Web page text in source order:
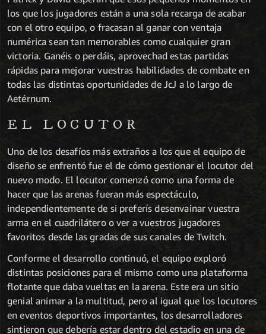
los que los jugadores están a una sola recarga de acabar
con el otro equipo, o fracasan al ganar con ventaja
numérica sean tan memorables como cualquier gran
victoria. Ganéis o perdáis, aprovechad estas partidas
rápidas para mejorar vuestras habilidades de combate en
todas las distintas oportunidades de JcJ a lo largo de
Aetérnum.
EL LOCUTOR
Uno de los desafíos más extraños a los que el equipo de
diseño se enfrentó fue el de cómo gestionar el locutor del
nuevo modo. El locutor comenzó como una forma de
hacer que las arenas fueran más espectáculo,
independientemente de si preferís desenvainar vuestra
arma en el cuadrilátero o ver a vuestros jugadores
favoritos desde las gradas de sus canales de Twitch.
Conforme el desarrollo continuó, el equipo exploró
distintas posiciones para el mismo como una plataforma
flotante que daba vueltas en la arena. Este era un sitio
genial animar a la multitud, pero al igual que los locutores
en eventos deportivos importantes, los desarrolladores
sintieron que debería estar dentro del estadio en una de